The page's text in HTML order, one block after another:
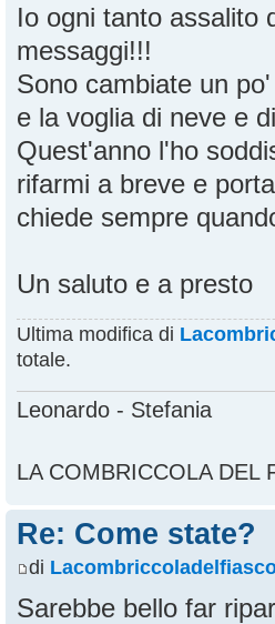
Io ogni tanto assalito
messaggi!!!
Sono cambiate un
e la voglia di neve e
Quest'anno l'ho
rifarmi a breve e
chiede sempre
Un saluto e a presto
Ultima modifica di
totale.
Leonardo - Stefania
LA COMBRICCOLA DEL
Re: Come state?
di
Sarebbe bello far